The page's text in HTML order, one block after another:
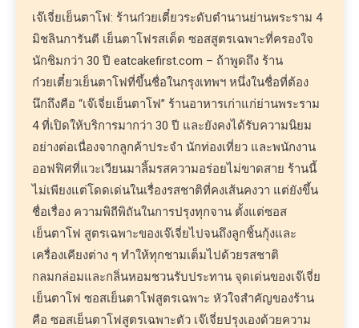
เจ๊เจี่ยเย็นตาโฟ: ร้านก๋วยเตี๋ยวระดับตำนานย่านพระราม 4
มิชลินการันตี เย็นตาโฟรสเด็ด ซอสสูตรเฉพาะที่ครองใจ
นักชิมกว่า 30 ปี eatcakefirst.com – ถ้าพูดถึง ร้าน
ก๋วยเตี๋ยวเย็นตาโฟที่ขึ้นชื่อในกรุงเทพฯ หนึ่งในชื่อที่ต้อง
นึกถึงคือ “เจ๊เจี่ยเย็นตาโฟ” ร้านอาหารเก่าแก่ย่านพระราม
4 ที่เปิดให้บริการมากว่า 30 ปี และยังคงได้รับความนิยม
อย่างต่อเนื่องจากลูกค้าประจำ นักท่องเที่ยว และพนักงาน
ออฟฟิศที่แวะเวียนมาลิ้มรสความอร่อยไม่ขาดสาย ร้านนี้
ไม่เพียงแต่โดดเด่นในเรื่องรสชาติที่คงเส้นคงวา แต่ยังขึ้น
ชื่อเรื่อง ความพิถีพิถันในการปรุงทุกจาน ตั้งแต่ซอส
เย็นตาโฟ สูตรเฉพาะของเจ๊เจี่ยไปจนถึงลูกชิ้นกุ้งและ
เครื่องเคียงต่าง ๆ ทำให้ทุกชามเต็มไปด้วยรสชาติ
กลมกล่อมและกลิ่นหอมชวนรับประทาน จุดเด่นของเจ๊เจี่ย
เย็นตาโฟ ซอสเย็นตาโฟสูตรเฉพาะ หัวใจสำคัญของร้าน
คือ ซอสเย็นตาโฟสูตรเฉพาะตัว เจ๊เจี่ยปรุงเองด้วยความ